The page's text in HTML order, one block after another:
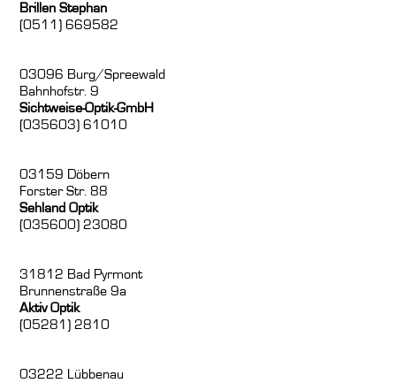
Brillen Stephan
(0511) 669582
03096 Burg/Spreewald
Bahnhofstr. 9
Sichtweise-Optik-GmbH
(035603) 61010
03159 Döbern
Forster Str. 88
Sehland Optik
(035600) 23080
31812 Bad Pyrmont
Brunnenstraße 9a
Aktiv Optik
(05281) 2810
03222 Lübbenau